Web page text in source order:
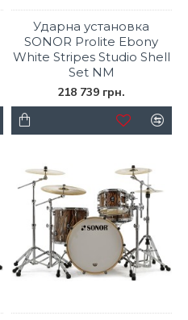
Ударна установка
SONOR Prolite Ebony
White Stripes Studio Shell
Set NM
218 739 грн.